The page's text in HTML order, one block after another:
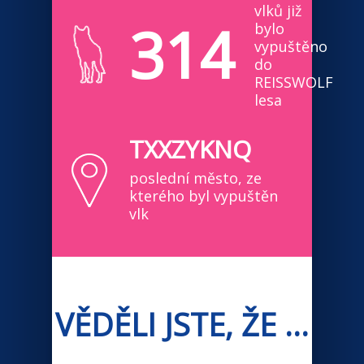
314
vlků již
bylo
vypuštěno
do
REISSWOLF
lesa
TXXZYKNQ
poslední město, ze
kterého byl vypuštěn
vlk
VĚDĚLI JSTE, ŽE ...